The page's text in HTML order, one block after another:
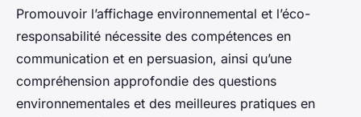
Promouvoir l’affichage environnemental et l’éco-
responsabilité nécessite des compétences en
communication et en persuasion, ainsi qu’une
compréhension approfondie des questions
environnementales et des meilleures pratiques en